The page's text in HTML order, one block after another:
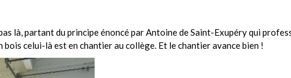
là, partant du principe énoncé par Antoine de Saint-Exupéry qui
bois celui-là est en chantier au collège. Et le chantier avance bien !